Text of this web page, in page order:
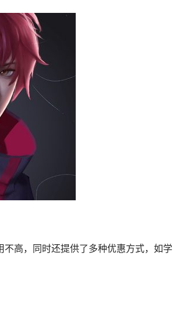
高，同时还提供了多种优惠方式，如学